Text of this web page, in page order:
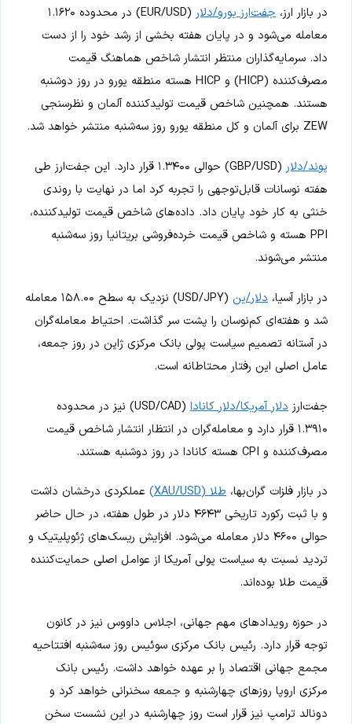
در بازار ارز، جفت‌ارز یورو/دلار
(EUR/USD) در محدوده ۱.۱۶۲۰
معامله می‌شود و در پایان هفته بخشی از رشد خود را از دست
داد. سرمایه‌گذاران منتظر انتشار شاخص هماهنگ قیمت
مصرف‌کننده (HICP) و HICP هسته منطقه یورو در روز دوشنبه
هستند. همچنین شاخص قیمت تولیدکننده آلمان و نظرسنجی
ZEW برای آلمان و کل منطقه یورو روز سه‌شنبه منتشر خواهد شد.
پوند/دلار
(GBP/USD) حوالی ۱.۳۴۰۰ قرار دارد. این جفت‌ارز طی
هفته نوسانات قابل‌توجهی را تجربه کرد اما در نهایت با روندی
خنثی به کار خود پایان داد. داده‌های شاخص قیمت تولیدکننده،
PPI هسته و شاخص قیمت خرده‌فروشی بریتانیا روز سه‌شنبه
منتشر می‌شوند.
در بازار آسیا، دلار/ین
(USD/JPY) نزدیک به سطح ۱۵۸.۰۰ معامله
شد و هفته‌ای کم‌نوسان را پشت سر گذاشت. احتیاط معامله‌گران
در آستانه تصمیم سیاست پولی بانک مرکزی ژاپن در روز جمعه،
عامل اصلی این رفتار محتاطانه است.
جفت‌ارز دلار آمریکا/دلار کانادا
(USD/CAD) نیز در محدوده
۱.۳۹۱۰ قرار دارد و معامله‌گران در انتظار انتشار شاخص قیمت
مصرف‌کننده و CPI هسته کانادا در روز دوشنبه هستند.
در بازار فلزات گران‌بها، طلا (XAU/USD)
عملکردی درخشان داشت
و با ثبت رکورد تاریخی ۴۶۴۳ دلار در طول هفته، در حال حاضر
حوالی ۴۶۰۰ دلار معامله می‌شود. افزایش ریسک‌های ژئوپلیتیک و
تردید نسبت به سیاست پولی آمریکا از عوامل اصلی حمایت‌کننده
قیمت طلا بوده‌اند.
در حوزه رویدادهای مهم جهانی، اجلاس داووس نیز در کانون
توجه قرار دارد. رئیس بانک مرکزی سوئیس روز سه‌شنبه افتتاحیه
مجمع جهانی اقتصاد را بر عهده خواهد داشت. رئیس بانک
مرکزی اروپا روزهای چهارشنبه و جمعه سخنرانی خواهد کرد و
دونالد ترامپ نیز قرار است روز چهارشنبه در این نشست سخن